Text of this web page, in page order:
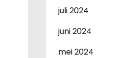
juli 2024
juni 2024
mei 2024